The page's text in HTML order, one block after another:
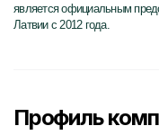
является официальным
Латвии с 2012 года.
Профиль